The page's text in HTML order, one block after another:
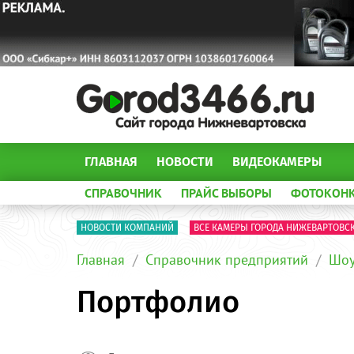
ГЛАВНАЯ НОВОСТИ ВИДЕОКАМЕРЫ
СПРАВОЧНИК ПРАЙС ВЫБОРЫ
НОВОСТИ КОМПАНИЙ ВСЕ КАМЕРЫ ГОРОДА
Главная Справочник предприятий
Портфолио